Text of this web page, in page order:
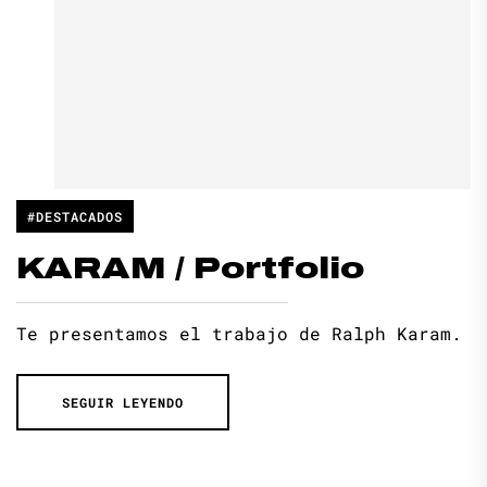
#DESTACADOS
KARAM / Portfolio
Te presentamos el trabajo de Ralph Karam.
SEGUIR LEYENDO